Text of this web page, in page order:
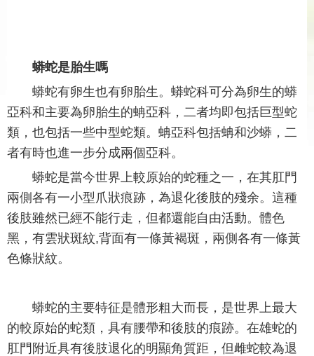
蟒蛇是胎生嗎
蟒蛇有卵生也有卵胎生。蟒蛇科可分為卵生的蟒
亞科和主要為卵胎生的蚺亞科，二者均即包括巨型蛇
類，也包括一些中型蛇類。蚺亞科包括蚺和沙蟒，二
者有時也進一步分成兩個亞科。
蟒蛇是當今世界上較原始的蛇種之一，在其肛門
兩側各有一小型爪狀痕跡，為退化後肢的殘余。這種
後肢雖然已經不能行走，但都還能自由活動。體色
黑，有雲狀斑紋,背面有一條黃褐斑，兩側各有一條黃
色條狀紋。
蟒蛇的主要特征是體形粗大而長，是世界上最大
的較原始的蛇類，具有腰帶和後肢的痕跡。在雄蛇的
肛門附近具有後肢退化的明顯角質距，但雌蛇較為退